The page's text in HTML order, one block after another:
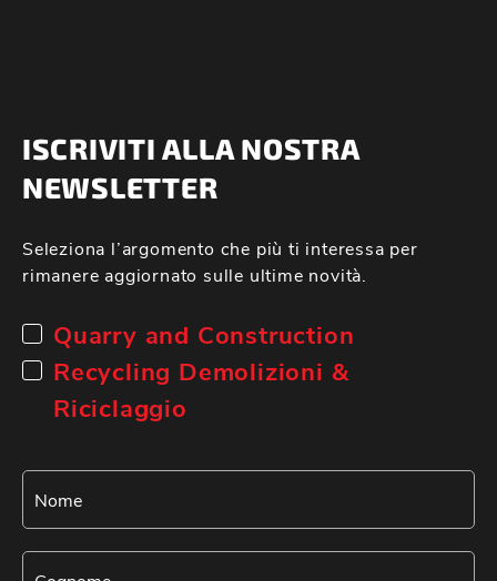
ISCRIVITI ALLA NOSTRA
NEWSLETTER
Seleziona l’argomento che più ti interessa per
rimanere aggiornato sulle ultime novità.
Quarry and Construction
Recycling Demolizioni &
Riciclaggio